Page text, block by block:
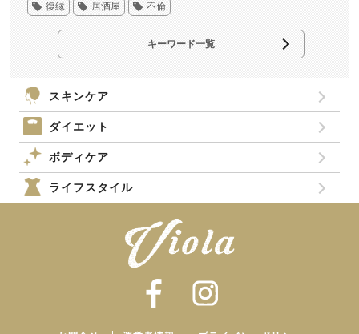
復縁 居酒屋 不倫
キーワード一覧
スキンケア
ダイエット
ボディケア
ライフスタイル